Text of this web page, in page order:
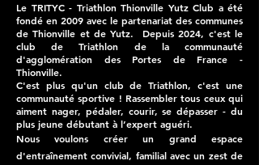
Le TRITYC - Triathlon Thionville Yutz Club a été
fondé en 2009 avec le partenariat des communes
de Thionville et de Yutz. Depuis 2024, c'est le
club de Triathlon de la communauté
d'agglomération des Portes de France -
Thionville.
C'est plus qu'un club de Triathlon, c'est une
communauté sportive ! Rassembler tous ceux qui
aiment nager, pédaler, courir, se dépasser - du
plus jeune débutant à l’expert aguéri.
Nous voulons créer un grand espace
d'entraînement convivial, familial avec un zest de